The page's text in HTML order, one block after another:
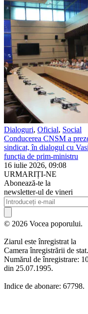
Dialoguri, Oficial, Social
Conducerea CNSM a
sindicat, în dialogul cu
funcția de prim-ministru
16 iulie 2026, 09:08
URMARIȚI-NE
Abonează-te la
newsletter-ul de vineri
© 2026 Vocea poporului.
Ziarul este înregistrat la
Camera înregistrării de stat.
Numărul de înregistrare:
din 25.07.1995.
Indice de abonare: 67798.